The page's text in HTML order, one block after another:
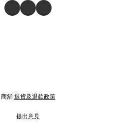
商舖 退貨及退款政策
提出意見